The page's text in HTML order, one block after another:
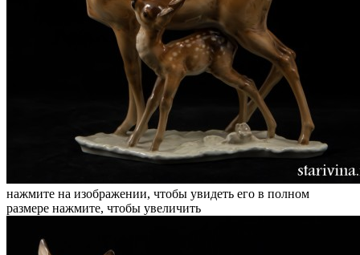
нажмите на изображении, чтобы увидеть его в полном
размере нажмите, чтобы увеличить